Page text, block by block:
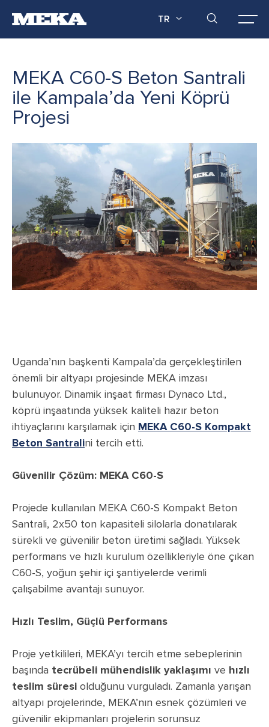
TR
MEKA C60-S Beton Santrali
ile Kampala’da Yeni Köprü
Projesi
Uganda’nın başkenti Kampala’da gerçekleştirilen
önemli bir altyapı projesinde MEKA imzası
bulunuyor. Dinamik inşaat firması Dynaco Ltd.,
köprü inşaatında yüksek kaliteli hazır beton
ihtiyaçlarını karşılamak için MEKA C60-S Kompakt
Beton Santralini tercih etti.
Güvenilir Çözüm: MEKA C60-S
Projede kullanılan MEKA C60-S Kompakt Beton
Santrali, 2x50 ton kapasiteli silolarla donatılarak
sürekli ve güvenilir beton üretimi sağladı. Yüksek
performans ve hızlı kurulum özellikleriyle öne çıkan
C60-S, yoğun şehir içi şantiyelerde verimli
çalışabilme avantajı sunuyor.
Hızlı Teslim, Güçlü Performans
Proje yetkilileri, MEKA’yı tercih etme sebeplerinin
başında tecrübeli mühendislik yaklaşımı ve hızlı
teslim süresi olduğunu vurguladı. Zamanla yarışan
altyapı projelerinde, MEKA’nın esnek çözümleri ve
güvenilir ekipmanları projelerin sorunsuz